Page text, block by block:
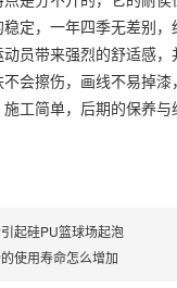
定，一年四季无差别
员带来强烈的舒适感
会擦伤，画线不易掉
工简单，后期的保养与
起硅PU篮球场起泡
使用寿命怎么增加